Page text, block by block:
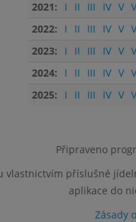
2021:
I II III IV V
2022:
I II III IV V
2023:
I II III IV V
2024:
I II III IV V
2025:
I II III IV V
Připraveno
vlastnictvím příslušné
aplikace do
Zásady